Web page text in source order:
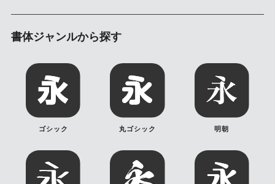
書体ジャンルから探す
ゴシック 丸ゴシック 明朝